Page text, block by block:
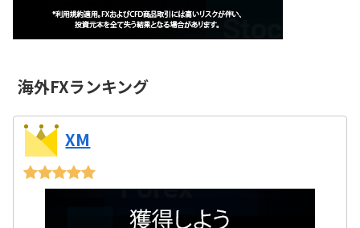
海外FXランキング
XM